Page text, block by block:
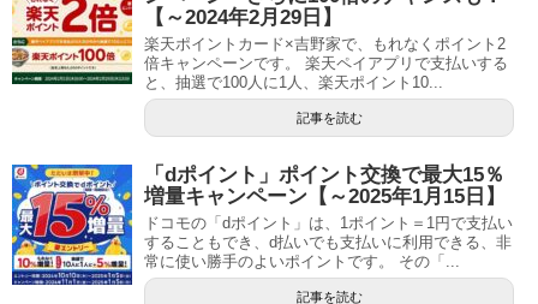
【～2024年2月29日】
楽天ポイントカード×吉野家で、もれなくポイント2
倍キャンペーンです。 楽天ペイアプリで支払いする
と、抽選で100人に1人、楽天ポイント10...
記事を読む
「dポイント」ポイント交換で最大15％
増量キャンペーン【～2025年1月15日】
ドコモの「dポイント」は、1ポイント＝1円で支払い
することもでき、d払いでも支払いに利用できる、非
常に使い勝手のよいポイントです。 その「...
記事を読む